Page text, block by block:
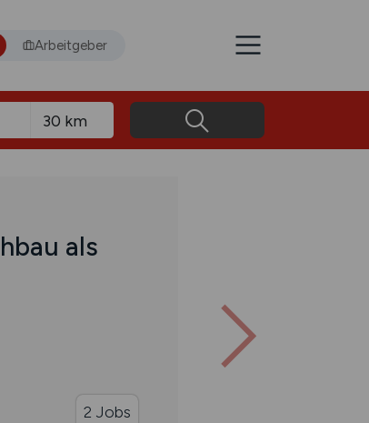
Arbeitgeber
als
2 Jobs